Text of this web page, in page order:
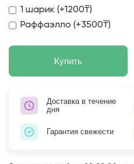
1 шарик (+1200₸)
Раффаэлло (+3500₸)
Купить
Доставка в течение
дня
Гарантия свежести